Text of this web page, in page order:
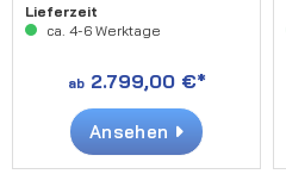
(generalüberholt)
Lieferzeit
ca. 4-6 Werktage
ab2.799,00 €*
Ansehen